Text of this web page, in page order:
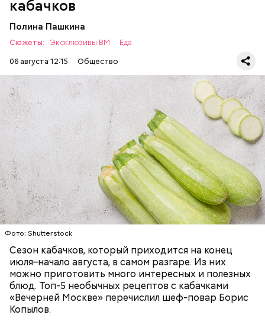
кабачков
Полина Пашкина
Сюжеты: Эксклюзивы ВМ
Еда
06 августа 12:15
Общество
Фото: Shutterstock
Сезон кабачков, который приходится на конец
июля–начало августа, в самом разгаре. Из них
можно приготовить много интересных и полезных
блюд. Топ-5 необычных рецептов с кабачками
«Вечерней Москве» перечислил шеф-повар Борис
Копылов.
Ингредиенты:
ЕДА ОВОЩИ РЕЦЕПТЫ
Вред дыни
Фото: Shutterstock
— Наиболее распространенные борщ, щи, котлеты,
салаты, лаваш с творогом и сыром, пироги, омлет,
запеканка. Щавеля там везде используется
немного, поэтому никакого вреда от него не будет.
Чем разнообразнее рацион питания человека, тем
лучше. Потому что это исключает вероятность
возникновения дефицитов микроэлементов, —
заверил специалист.